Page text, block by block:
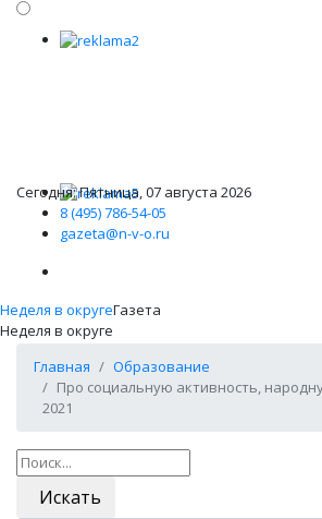
Сегодня: Пятница, 07 августа 2026
8 (495) 786-54-05
gazeta@n-v-o.ru
Неделя в округеГазета
Неделя в округе
Главная
Образование
Про социальную активность,
2021
Искать